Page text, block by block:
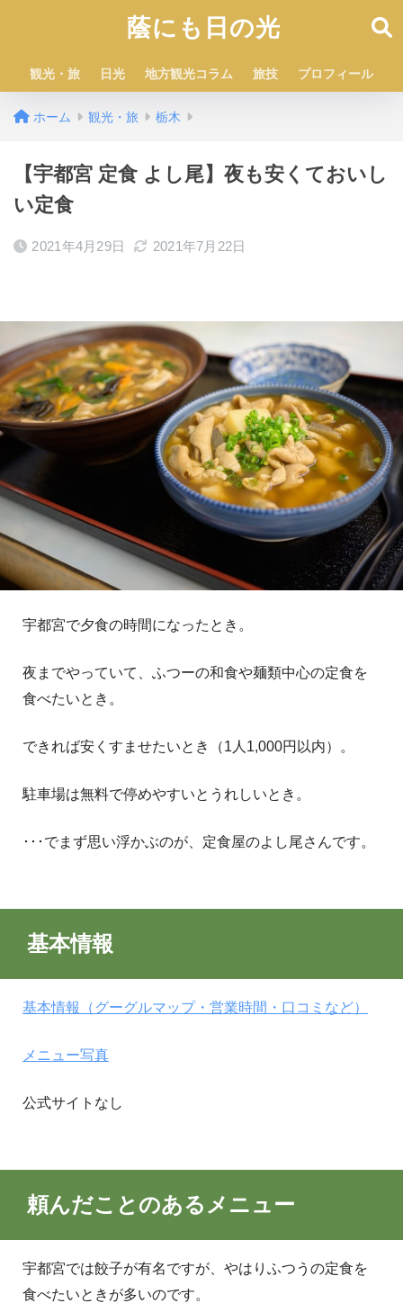
蔭にも日の光
観光・旅 日光 地方観光コラム 旅技 プロフィール
ホーム 観光・旅 栃木
【宇都宮 定食 よし尾】夜も安くておいし
い定食
2021年4月29日 2021年7月22日
宇都宮で夕食の時間になったとき。
夜までやっていて、ふつーの和食や麺類中心の定食を
食べたいとき。
できれば安くすませたいとき（1人1,000円以内）。
駐車場は無料で停めやすいとうれしいとき。
･･･でまず思い浮かぶのが、定食屋のよし尾さんです。
基本情報
基本情報（グーグルマップ・営業時間・口コミなど）
メニュー写真
公式サイトなし
頼んだことのあるメニュー
宇都宮では餃子が有名ですが、やはりふつうの定食を
食べたいときが多いのです。